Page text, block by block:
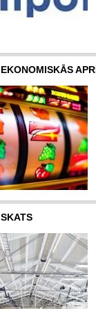
EKONOMISKĀS
SKATS